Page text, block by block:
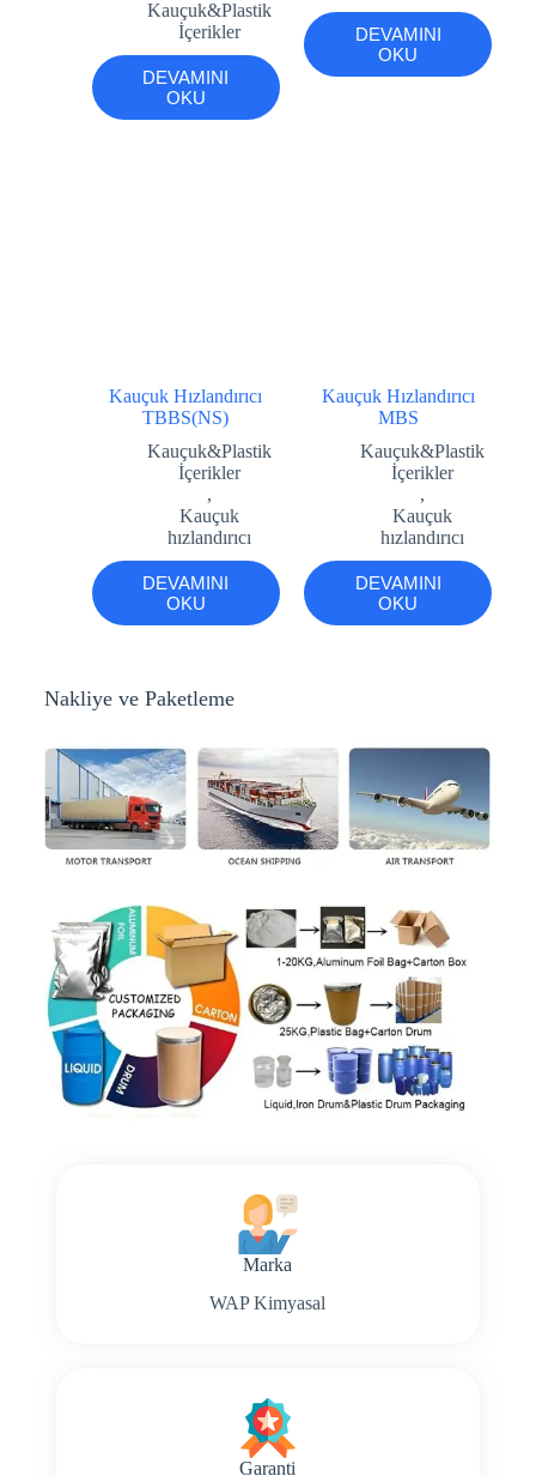
Kauçuk&Plastik
İçerikler
DEVAMINI
OKU
DEVAMINI
OKU
Kauçuk Hızlandırıcı
TBBS(NS)
Kauçuk&Plastik
İçerikler
,
Kauçuk
hızlandırıcı
DEVAMINI
OKU
Kauçuk Hızlandırıcı
MBS
Kauçuk&Plastik
İçerikler
,
Kauçuk
hızlandırıcı
DEVAMINI
OKU
Nakliye ve Paketleme
Marka
WAP Kimyasal
Garanti